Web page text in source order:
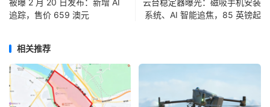
被曝 2 月 20 日发布：新增 AI
追踪，售价 659 澳元
云台稳定器曝光：磁吸手机安装
系统、AI 智能追焦，85 英镑起
相关推荐